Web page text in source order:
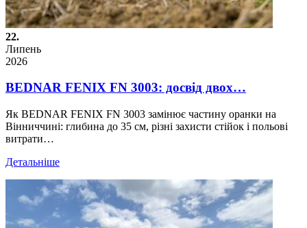
22.
Липень
2026
BEDNAR FENIX FN 3003: досвід двох…
Як BEDNAR FENIX FN 3003 замінює частину оранки на
Вінниччині: глибина до 35 см, різні захисти стійок і польові
витрати…
Детальніше